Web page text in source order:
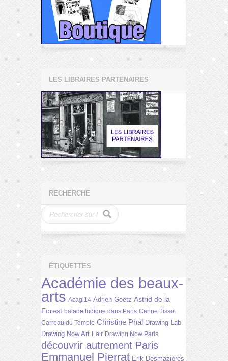
LES LIBRAIRES PARTENAIRES
RECHERCHE
ÉTIQUETTES
Académie des beaux-
arts Acagl14 Adrien Goetz Astrid de la
Forest balade ludique dans Paris Carine Tissot
Carreau du Temple Christine Phal Drawing Lab
Drawing Now Art Fair Drawing Now Paris
découvrir autrement Paris
Emmanuel Pierrat Erik Desmazières